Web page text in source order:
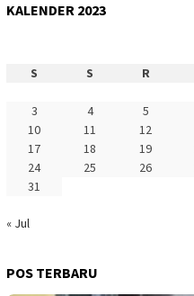
KALENDER 2023
S
S R
3
4 5
10
11 12
17
18 19
24
25 26
31
« Jul
POS TERBARU